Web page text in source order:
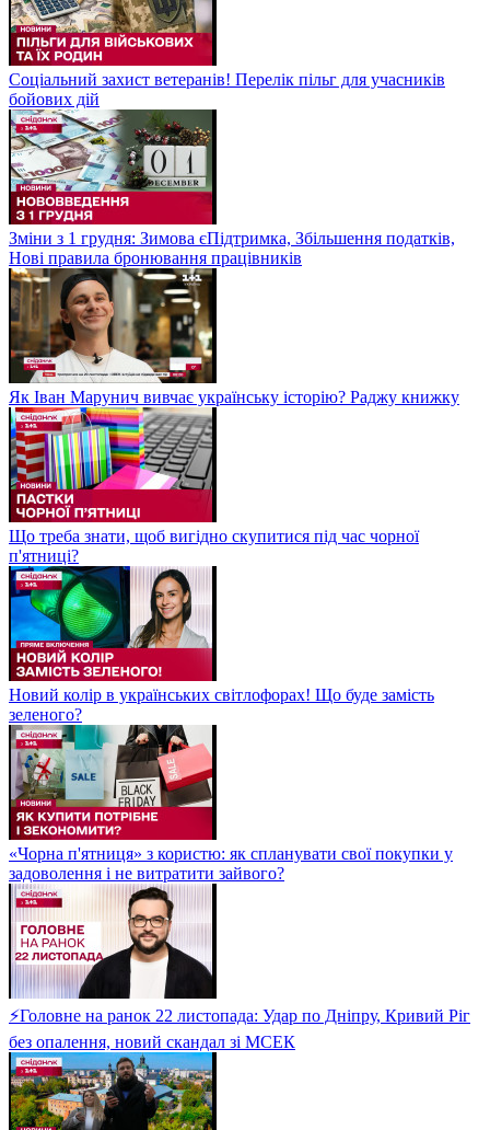
Соціальний захист ветеранів! Перелік пільг для учасників
бойових дій
Зміни з 1 грудня: Зимова єПідтримка, Збільшення податків,
Нові правила бронювання працівників
Як Іван Марунич вивчає українську історію? Раджу книжку
Що треба знати, щоб вигідно скупитися під час чорної
п'ятниці?
Новий колір в українських світлофорах! Що буде замість
зеленого?
«Чорна п'ятниця» з користю: як спланувати свої покупки у
задоволення і не витратити зайвого?
⚡Головне на ранок 22 листопада: Удар по Дніпру, Кривий Ріг
без опалення, новий скандал зі МСЕК